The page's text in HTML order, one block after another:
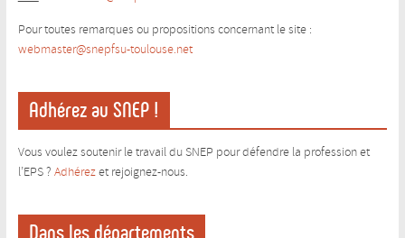
Pour toutes remarques ou propositions concernant le site :
webmaster@snepfsu-toulouse.net
Adhérez au SNEP !
Vous voulez soutenir le travail du SNEP pour défendre la profession et
l’EPS ? Adhérezet rejoignez-nous.